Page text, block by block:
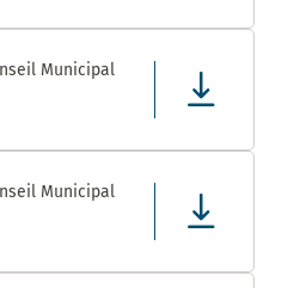
Municipal
Municipal